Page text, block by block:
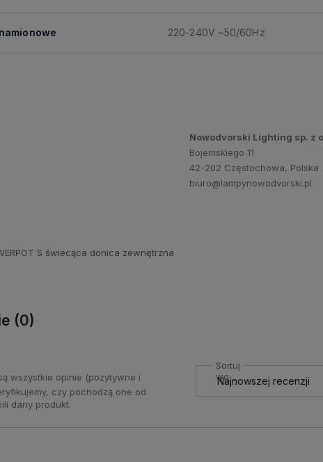
220-240V ~50/60Hz
Nowodvorski Lighting sp. z
Bojemskiego 11
42-202 Częstochowa, Polska
biuro@lampynowodvorski.pl
S świecąca donica zewnętrzna
(0)
wszystkie opinie (pozytywne i
czy pochodzą one od
dany produkt.
Sortuj
wg